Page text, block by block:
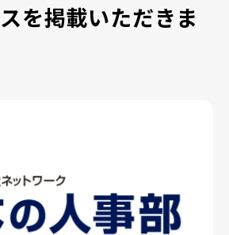
を掲載いただきま